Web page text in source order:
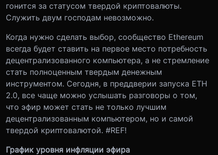
гонится за статусом твердой криптовалюты.
Служить двум господам невозможно.
Когда нужно сделать выбор, сообщество Ethereum
всегда будет ставить на первое место потребность
децентрализованного компьютера, а не стремление
стать полноценным твердым денежным
инструментом. Сегодня, в преддверии запуска ETH
2.0, все чаще можно услышать разговоры о том,
что эфир может стать не только лучшим
децентрализованным компьютером, но и самой
твердой криптовалютой. #REF!
График уровня инфляции эфира